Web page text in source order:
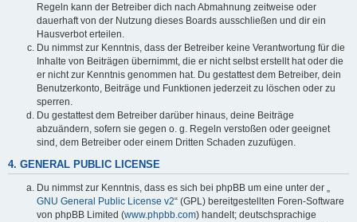
Regeln kann der Betreiber dich nach Abmahnung zeitweise oder
dauerhaft von der Nutzung dieses Boards ausschließen und dir ein
Hausverbot erteilen.
Du nimmst zur Kenntnis, dass der Betreiber keine Verantwortung für die
Inhalte von Beiträgen übernimmt, die er nicht selbst erstellt hat oder die
er nicht zur Kenntnis genommen hat. Du gestattest dem Betreiber, dein
Benutzerkonto, Beiträge und Funktionen jederzeit zu löschen oder zu
sperren.
Du gestattest dem Betreiber darüber hinaus, deine Beiträge
abzuändern, sofern sie gegen o. g. Regeln verstoßen oder geeignet
sind, dem Betreiber oder einem Dritten Schaden zuzufügen.
4. GENERAL PUBLIC LICENSE
Du nimmst zur Kenntnis, dass es sich bei phpBB um eine unter der „
GNU General Public License v2“ (GPL) bereitgestellten Foren-Software
von phpBB Limited (www.phpbb.com) handelt; deutschsprachige